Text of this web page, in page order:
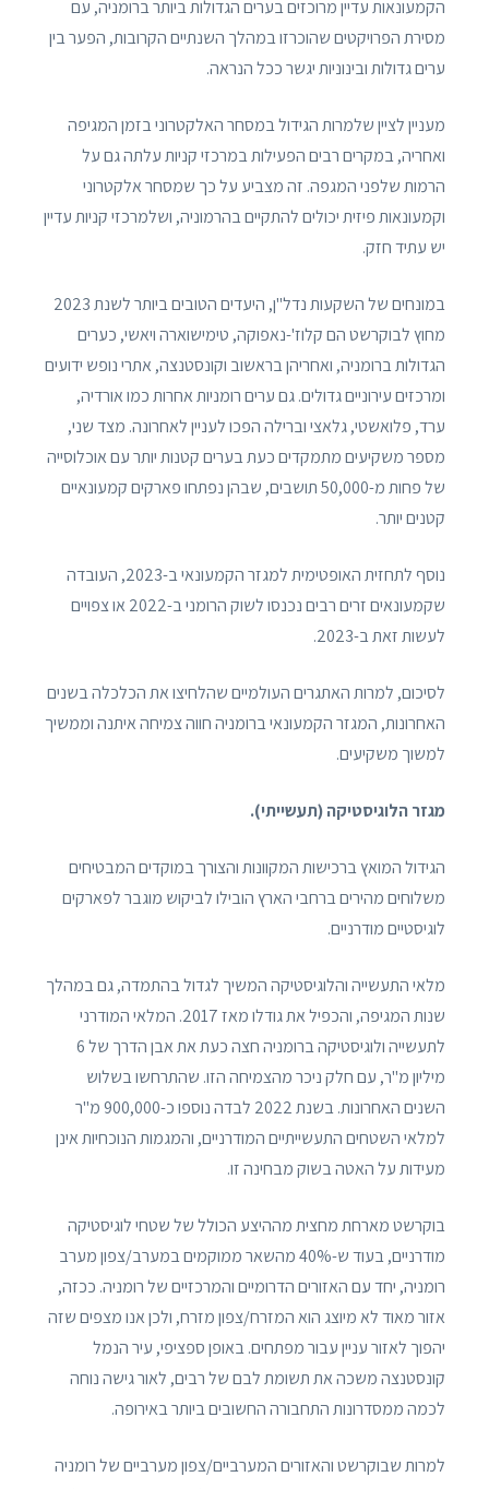
הקמעונאות עדיין מרוכזים בערים הגדולות ביותר ברומניה, עם
מסירת הפרויקטים שהוכרזו במהלך השנתיים הקרובות, הפער בין
ערים גדולות ובינוניות יגשר ככל הנראה.
מעניין לציין שלמרות הגידול במסחר האלקטרוני בזמן המגיפה
ואחריה, במקרים רבים הפעילות במרכזי קניות עלתה גם על
הרמות שלפני המגפה. זה מצביע על כך שמסחר אלקטרוני
וקמעונאות פיזית יכולים להתקיים בהרמוניה, ושלמרכזי קניות עדיין
יש עתיד חזק.
במונחים של השקעות נדל"ן, היעדים הטובים ביותר לשנת 2023
מחוץ לבוקרשט הם קלוז'-נאפוקה, טימישוארה ויאשי, כערים
הגדולות ברומניה, ואחריהן בראשוב וקונסטנצה, אתרי נופש ידועים
ומרכזים עירוניים גדולים. גם ערים רומניות אחרות כמו אורדיה,
ערד, פלואשטי, גלאצי וברילה הפכו לעניין לאחרונה. מצד שני,
מספר משקיעים מתמקדים כעת בערים קטנות יותר עם אוכלוסייה
של פחות מ-50,000 תושבים, שבהן נפתחו פארקים קמעונאיים
קטנים יותר.
נוסף לתחזית האופטימית למגזר הקמעונאי ב-2023, העובדה
שקמעונאים זרים רבים נכנסו לשוק הרומני ב-2022 או צפויים
לעשות זאת ב-2023.
לסיכום, למרות האתגרים העולמיים שהלחיצו את הכלכלה בשנים
האחרונות, המגזר הקמעונאי ברומניה חווה צמיחה איתנה וממשיך
למשוך משקיעים.
מגזר הלוגיסטיקה (תעשייתי).
הגידול המואץ ברכישות המקוונות והצורך במוקדים המבטיחים
משלוחים מהירים ברחבי הארץ הובילו לביקוש מוגבר לפארקים
לוגיסטיים מודרניים.
מלאי התעשייה והלוגיסטיקה המשיך לגדול בהתמדה, גם במהלך
שנות המגיפה, והכפיל את גודלו מאז 2017. המלאי המודרני
לתעשייה ולוגיסטיקה ברומניה חצה כעת את אבן הדרך של 6
מיליון מ"ר, עם חלק ניכר מהצמיחה הזו. שהתרחשו בשלוש
השנים האחרונות. בשנת 2022 לבדה נוספו כ-900,000 מ"ר
למלאי השטחים התעשייתיים המודרניים, והמגמות הנוכחיות אינן
מעידות על האטה בשוק מבחינה זו.
בוקרשט מארחת מחצית מההיצע הכולל של שטחי לוגיסטיקה
מודרניים, בעוד ש-40% מהשאר ממוקמים במערב/צפון מערב
רומניה, יחד עם האזורים הדרומיים והמרכזיים של רומניה. ככזה,
אזור מאוד לא מיוצג הוא המזרח/צפון מזרח, ולכן אנו מצפים שזה
יהפוך לאזור עניין עבור מפתחים. באופן ספציפי, עיר הנמל
קונסטנצה משכה את תשומת לבם של רבים, לאור גישה נוחה
לכמה ממסדרונות התחבורה החשובים ביותר באירופה.
למרות שבוקרשט והאזורים המערביים/צפון מערביים של רומניה